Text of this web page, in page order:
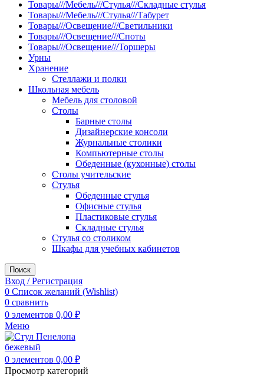
Товары///Мебель///Стулья///Складные стулья
Товары///Мебель///Стулья///Табурет
Товары///Освещение///Светильники
Товары///Освещение///Споты
Товары///Освещение///Торшеры
Урны
Хранение
Стеллажи и полки
Школьная мебель
Мебель для столовой
Столы
Барные столы
Дизайнерские консоли
Журнальные столики
Компьютерные столы
Обеденные (кухонные) столы
Столы учительские
Стулья
Обеденные стулья
Офисные стулья
Пластиковые стулья
Складные стулья
Стулья со столиком
Шкафы для учебных кабинетов
Поиск
Вход / Регистрация
0 Список желаний (Wishlist)
0 сравнить
0 элементов 0,00 ₽
Меню
0 элементов 0,00 ₽
Просмотр категорий